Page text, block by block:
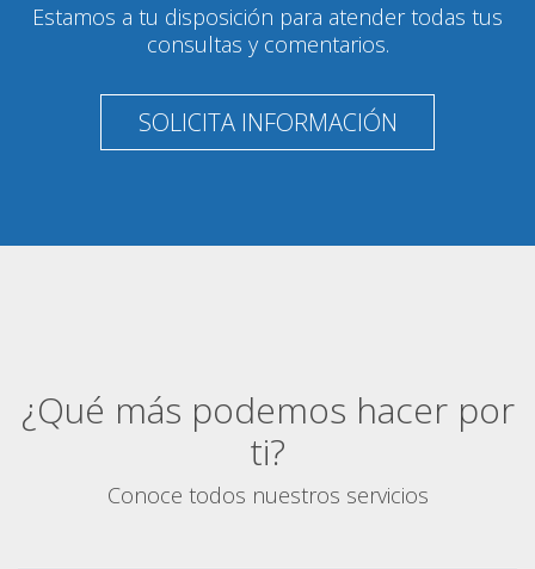
Estamos a tu disposición para atender todas tus
consultas y comentarios.
SOLICITA INFORMACIÓN
¿Qué más podemos hacer por
ti?
Conoce todos nuestros servicios